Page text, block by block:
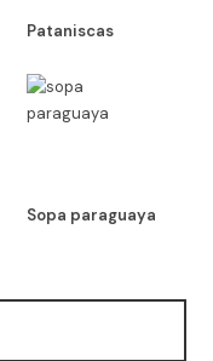
Pataniscas
Sopa paraguaya